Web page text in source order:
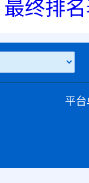
最终排
平